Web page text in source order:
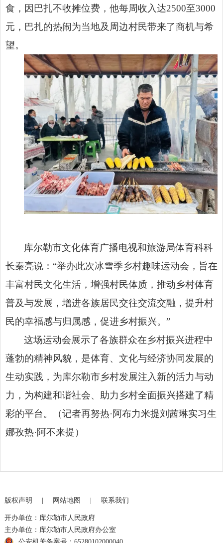
食，因巴扎不收摊位费，他每周收入达2500至3000
元，巴扎的热闹为当地及周边村民带来了商机与希
望。
库尔勒市文化体育广播电视和旅游局体育科科
长秦亮说：“举办此次冰雪季乡村趣味运动会，旨在
丰富村民文化生活，增强村民体质，推动乡村体育
普及与发展，增进各族居民交往交流交融，提升村
民的幸福感与归属感，促进乡村振兴。”
这场运动会展示了各族群众在乡村振兴进程中
蓬勃的精神风貌，是体育、文化与经济协同发展的
生动实践，为库尔勒市乡村发展注入新的活力与动
力，为构建和谐社会、助力乡村全面振兴搭建了精
彩的平台。（记者再努热·阿布力米提刘茜琳实习生
娜孜热·阿不来提）
版权声明 | 网站地图 | 联系我们
开办单位：库尔勒市人民政府
主办单位：库尔勒市人民政府办公室